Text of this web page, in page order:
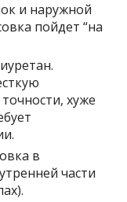
и наружной
пойдет “на
хуже
в
части